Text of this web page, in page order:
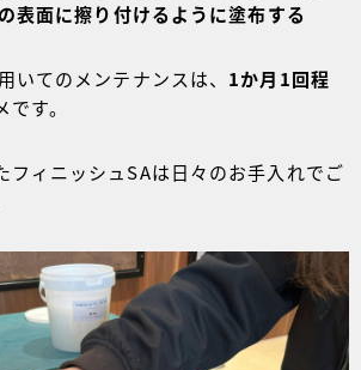
表面に擦り付けるように塗布する
いてのメンテナンスは、 1か月1回程
す。
フィニッシュSAは日々のお手入れでご